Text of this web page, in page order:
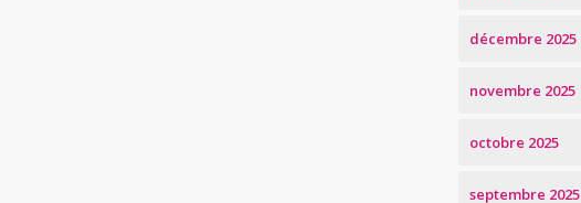
décembre 2025
novembre 2025
octobre 2025
septembre 2025